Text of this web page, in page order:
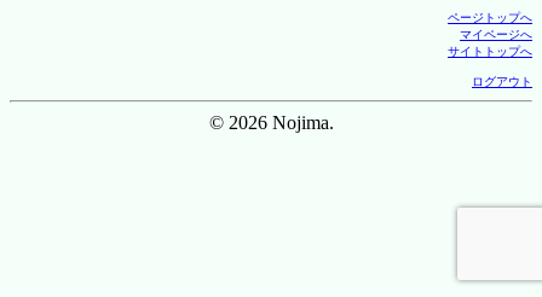
ページトップへ
マイページへ
サイトトップへ
ログアウト
© 2026 Nojima.